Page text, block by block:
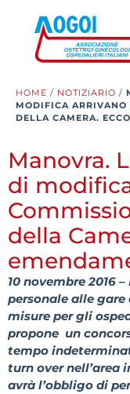
HOME / NOTIZIARIO /
MODIFICA
DELLA CAMERA.
Manovra.
di
della
10 novembre 2016 –
personale alle
misure per gli
propone un
tempo
turn over nell’area
avrà l’obbligo di